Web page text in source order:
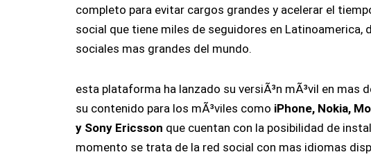
completo para evitar cargos grandes y acelerar el
social que tiene miles de seguidores en Latinoamerica,
sociales mas grandes del mundo.
esta plataforma ha lanzado su versiÃ³n mÃ³vil en mas
su contenido para los mÃ³viles como iPhone, Nokia,
y Sony Ericsson que cuentan con la posibilidad de
momento se trata de la red social con mas idiomas